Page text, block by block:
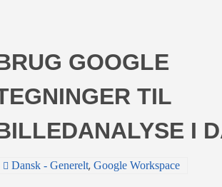
GOOGLE
TIL
I
Dansk - Generelt, Google Workspace